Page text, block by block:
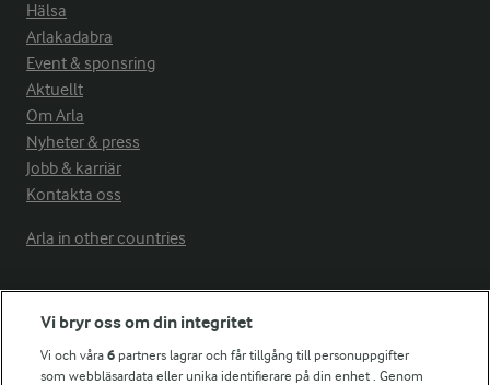
Hälsa
Arlakadabra
Event & sponsring
Aktuellt
Om Arla
Nyheter & press
Jobb & karriär
Kontakta oss
Arla in other countries
Fler Arlasajter
För ägare
Vi bryr oss om din integritet
Vi och våra6 partners lagrar och får tillgång till personuppgifter
som webbläsardata eller unika identifierare på din enhet . Genom